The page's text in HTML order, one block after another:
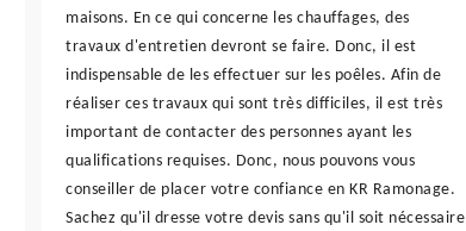
maisons. En ce qui concerne les chauffages, des
travaux d'entretien devront se faire. Donc, il est
indispensable de les effectuer sur les poêles. Afin de
réaliser ces travaux qui sont très difficiles, il est très
important de contacter des personnes ayant les
qualifications requises. Donc, nous pouvons vous
conseiller de placer votre confiance en KR Ramonage.
Sachez qu'il dresse votre devis sans qu'il soit nécessaire